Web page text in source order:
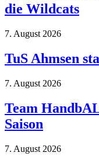
die Wildcats
7. August 2026
TuS Ahmsen
7. August 2026
Team
Saison
7. August 2026